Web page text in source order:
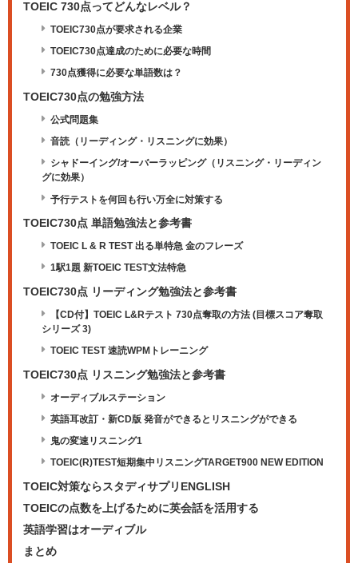
TOEIC 730点ってどんなレベル？
TOEIC730点が要求される企業
TOEIC730点達成のために必要な時間
730点獲得に必要な単語数は？
TOEIC730点の勉強方法
公式問題集
音読（リーディング・リスニングに効果）
シャドーイング/オーバーラッピング（リスニング・リーディン
グに効果）
予行テストを何回も行い万全に対策する
TOEIC730点 単語勉強法と参考書
TOEIC L & R TEST 出る単特急 金のフレーズ
1駅1題 新TOEIC TEST文法特急
TOEIC730点 リーディング勉強法と参考書
【CD付】TOEIC L&Rテスト 730点奪取の方法 (目標スコア奪取
シリーズ 3)
TOEIC TEST 速読WPMトレーニング
TOEIC730点 リスニング勉強法と参考書
オーディブルステーション
英語耳改訂・新CD版 発音ができるとリスニングができる
鬼の変速リスニング1
TOEIC(R)TEST短期集中リスニングTARGET900 NEW EDITION
TOEIC対策ならスタディサプリENGLISH
TOEICの点数を上げるために英会話を活用する
英語学習はオーディブル
まとめ